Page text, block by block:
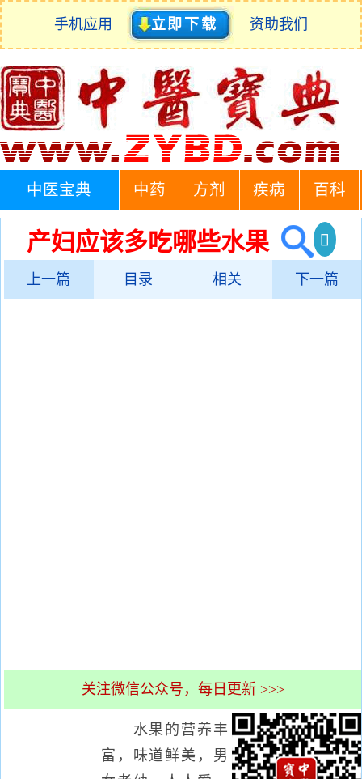
手机应用 立即下载 资助我们
中医宝典 中药 方剂 疾病 百科
产妇应该多吃哪些水果
上一篇 目录 相关 下一篇
关注微信公众号，每日更新 >>>
水果的营养丰
富，味道鲜美，男